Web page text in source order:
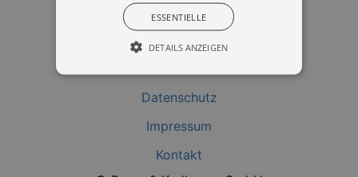
Datenschutz
Impressum
Kontakt
ESSENTIELLE
DETAILS ANZEIGEN
Essentielle Cookies werden für die
grundlegenden Funktionen unserer Webseite
gebraucht. Zum Beispiel für das Login in Ihren